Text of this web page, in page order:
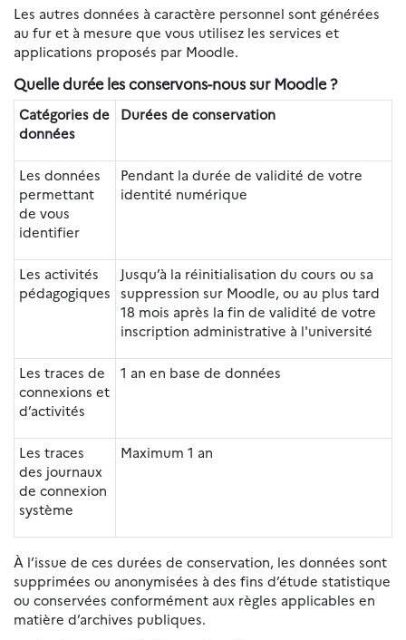
Les autres données à caractère personnel sont générées
au fur et à mesure que vous utilisez les services et
applications proposés par Moodle.
Quelle durée les conservons-nous sur Moodle ?
Catégories de
données
Durées de conservation
Les données
permettant
de vous
identifier
Pendant la durée de validité de votre
identité numérique
Les activités
pédagogiques
Jusqu’à la réinitialisation du cours ou sa
suppression sur Moodle, ou au plus tard
18 mois après la fin de validité de votre
inscription administrative à l'université
Les traces de
connexions et
d’activités
1 an en base de données
Les traces
des journaux
de connexion
système
Maximum 1 an
À l’issue de ces durées de conservation, les données sont
supprimées ou anonymisées à des fins d’étude statistique
ou conservées conformément aux règles applicables en
matière d’archives publiques.